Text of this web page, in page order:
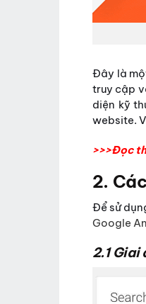
Đây là
truy cập
diện kỹ
website.
>>>Đọc
2.
Để sử
Google
2.1 Giai